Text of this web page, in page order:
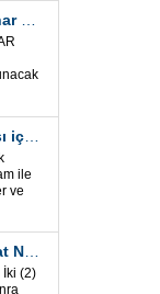
Bütün duaların daha etkili olması için önemli bir İsm-i Azam Dua Tertibi
ile
ve
Her Arabi Ayın İlk Gecesi “2 Rekat Namaz” O Ay tüm belalardan kurtuluş
İki (2)